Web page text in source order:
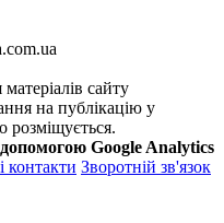
сайту
на публікацію у
розміщується.
допомогою Google Analytics
контакти Зворотній зв'язок